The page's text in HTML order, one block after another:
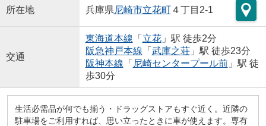
所在地 兵庫県尼崎市立花町４丁目2-1
交通
東海道本線 「 立花」駅 徒歩2分
阪急神戸本線 「 武庫之荘」駅 徒歩23分
阪神本線 「 尼崎センタープール前」駅 徒
歩30分
生活必需品が何でも揃う・ドラッグストアもすぐ近く。近隣の
駐車場をご利用すれば、思い立ったときに車が使えます。専有